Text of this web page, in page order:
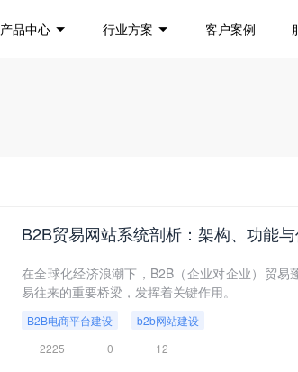
产品中心 行业方案 客户案例
B2B贸易网站系统剖析：架构、功能
在全球化经济浪潮下，B2B（企业对企业）贸
易往来的重要桥梁，发挥着关键作用。
B2B电商平台建设
b2b网站建设
2225
0 12